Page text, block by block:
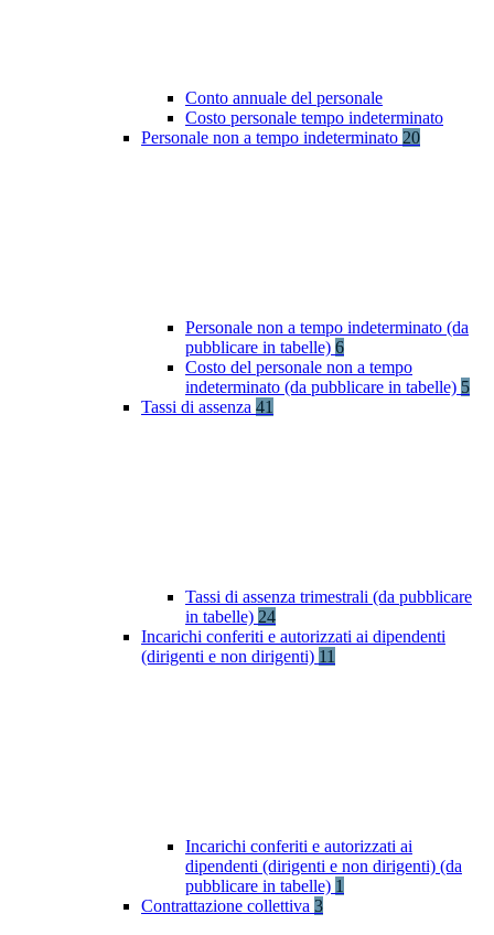
Conto annuale del personale
Costo personale tempo indeterminato
Personale non a tempo indeterminato 20
Personale non a tempo indeterminato (da
pubblicare in tabelle) 6
Costo del personale non a tempo
indeterminato (da pubblicare in tabelle) 5
Tassi di assenza 41
Tassi di assenza trimestrali (da pubblicare
in tabelle) 24
Incarichi conferiti e autorizzati ai dipendenti
(dirigenti e non dirigenti) 11
Incarichi conferiti e autorizzati ai
dipendenti (dirigenti e non dirigenti) (da
pubblicare in tabelle) 1
Contrattazione collettiva 3